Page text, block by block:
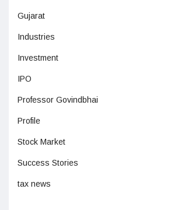
Gujarat
Industries
Investment
IPO
Professor Govindbhai
Profile
Stock Market
Success Stories
tax news